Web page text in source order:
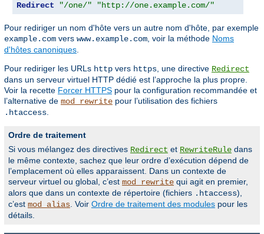
Redirect "/one/" "http://one.example.com/"
Pour rediriger un nom d'hôte vers un autre nom d'hôte, par exemple
example.com vers www.example.com , voir la méthode Noms
d'hôtes canoniques
Pour rediriger les URLs http vers https , une directive Redirect
dans un serveur virtuel HTTP dédié est l’approche la plus propre.
Voir la recette Forcer HTTPS pour la configuration recommandée et
l’alternative de mod_rewrite pour l’utilisation des fichiers
.htaccess
Ordre de traitement
Si vous mélangez des directives Redirect et RewriteRule dans
le même contexte, sachez que leur ordre d’exécution dépend de
l’emplacement où elles apparaissent. Dans un contexte de
serveur virtuel ou global, c’est mod_rewrite qui agit en premier,
alors que dans un contexte de répertoire (fichiers .htaccess),
c’est mod_alias . Voir Ordre de traitement des modules pour les
détails.